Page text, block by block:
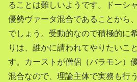
ることは難しいようです。ドーシ
優勢ヴァータ混合であることから
でしょう。受動的なので積極的に
りは、誰かに請われてやりたいこ
す。カーストが僧侶（バラモン）
混合なので、理論主体で実務も行